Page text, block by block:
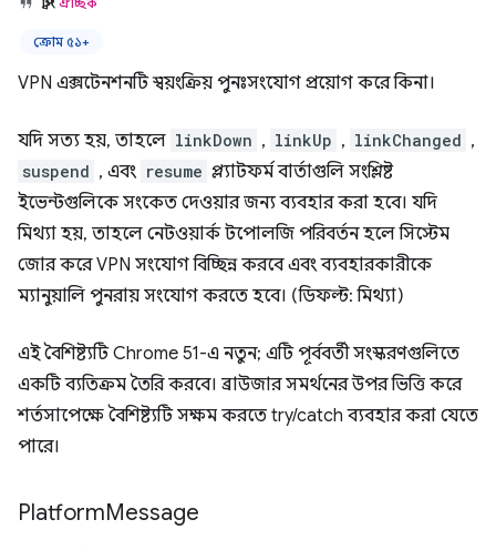
ক্রোম ৫১+
VPN এক্সটেনশনটি স্বয়ংক্রিয় পুনঃসংযোগ প্রয়োগ করে কিনা।
যদি সত্য হয়, তাহলে linkDown , linkUp , linkChanged ,
suspend , এবং resume প্ল্যাটফর্ম বার্তাগুলি সংশ্লিষ্ট
ইভেন্টগুলিকে সংকেত দেওয়ার জন্য ব্যবহার করা হবে। যদি
মিথ্যা হয়, তাহলে নেটওয়ার্ক টপোলজি পরিবর্তন হলে সিস্টেম
জোর করে VPN সংযোগ বিচ্ছিন্ন করবে এবং ব্যবহারকারীকে
ম্যানুয়ালি পুনরায় সংযোগ করতে হবে। (ডিফল্ট: মিথ্যা)
এই বৈশিষ্ট্যটি Chrome 51-এ নতুন; এটি পূর্ববর্তী সংস্করণগুলিতে
একটি ব্যতিক্রম তৈরি করবে। ব্রাউজার সমর্থনের উপর ভিত্তি করে
শর্তসাপেক্ষে বৈশিষ্ট্যটি সক্ষম করতে try/catch ব্যবহার করা যেতে
পারে।
PlatformMessage